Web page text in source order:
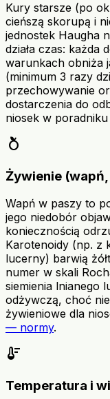
Kury starsze (po
cieńszą skorupą i
jednostek Haugha
działa czas: każda
warunkach obniża
(minimum 3 razy
przechowywanie
dostarczenia do
niosek w poradniku
nutrition
Żywienie
Wapń w paszy to
jego niedobór
koniecznością
Karotenoidy (np. z
lucerny) barwią
numer w skali
siemienia lnianego
odżywczą, choć
żywieniowe dla
— normy.
thermostat
Temperatura i